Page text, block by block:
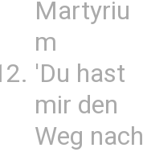
Martyriu
m
'Du hast
mir den
Weg nach